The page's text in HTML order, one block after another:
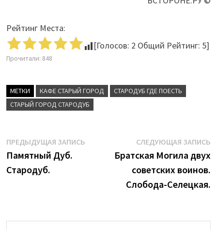
Рейтинг Места:
[Голосов: 2 Общий Рейтинг: 5]
Прочитали: 848
МЕТКИ КАФЕ СТАРЫЙ ГОРОД
СТАРОДУБ ГДЕ ПОЕСТЬ
СТАРЫЙ ГОРОД СТАРОДУБ
Навигация
по
записям
ПРЕДЫДУЩАЯ ЗАПИСЬПредыдущая
Памятный Дуб.
Стародуб.
СЛЕДУЮЩАЯ ЗАПИСЬ
Братская Могила двух
советских воинов.
Слобода-Селецкая.